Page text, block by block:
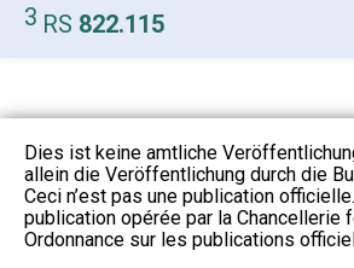
3 RS 822.115
Dies ist keine amtliche
allein die Veröffentlichung durch die
Ceci n’est pas une publication
publication opérée par la Chancellerie
Ordonnance sur les publications